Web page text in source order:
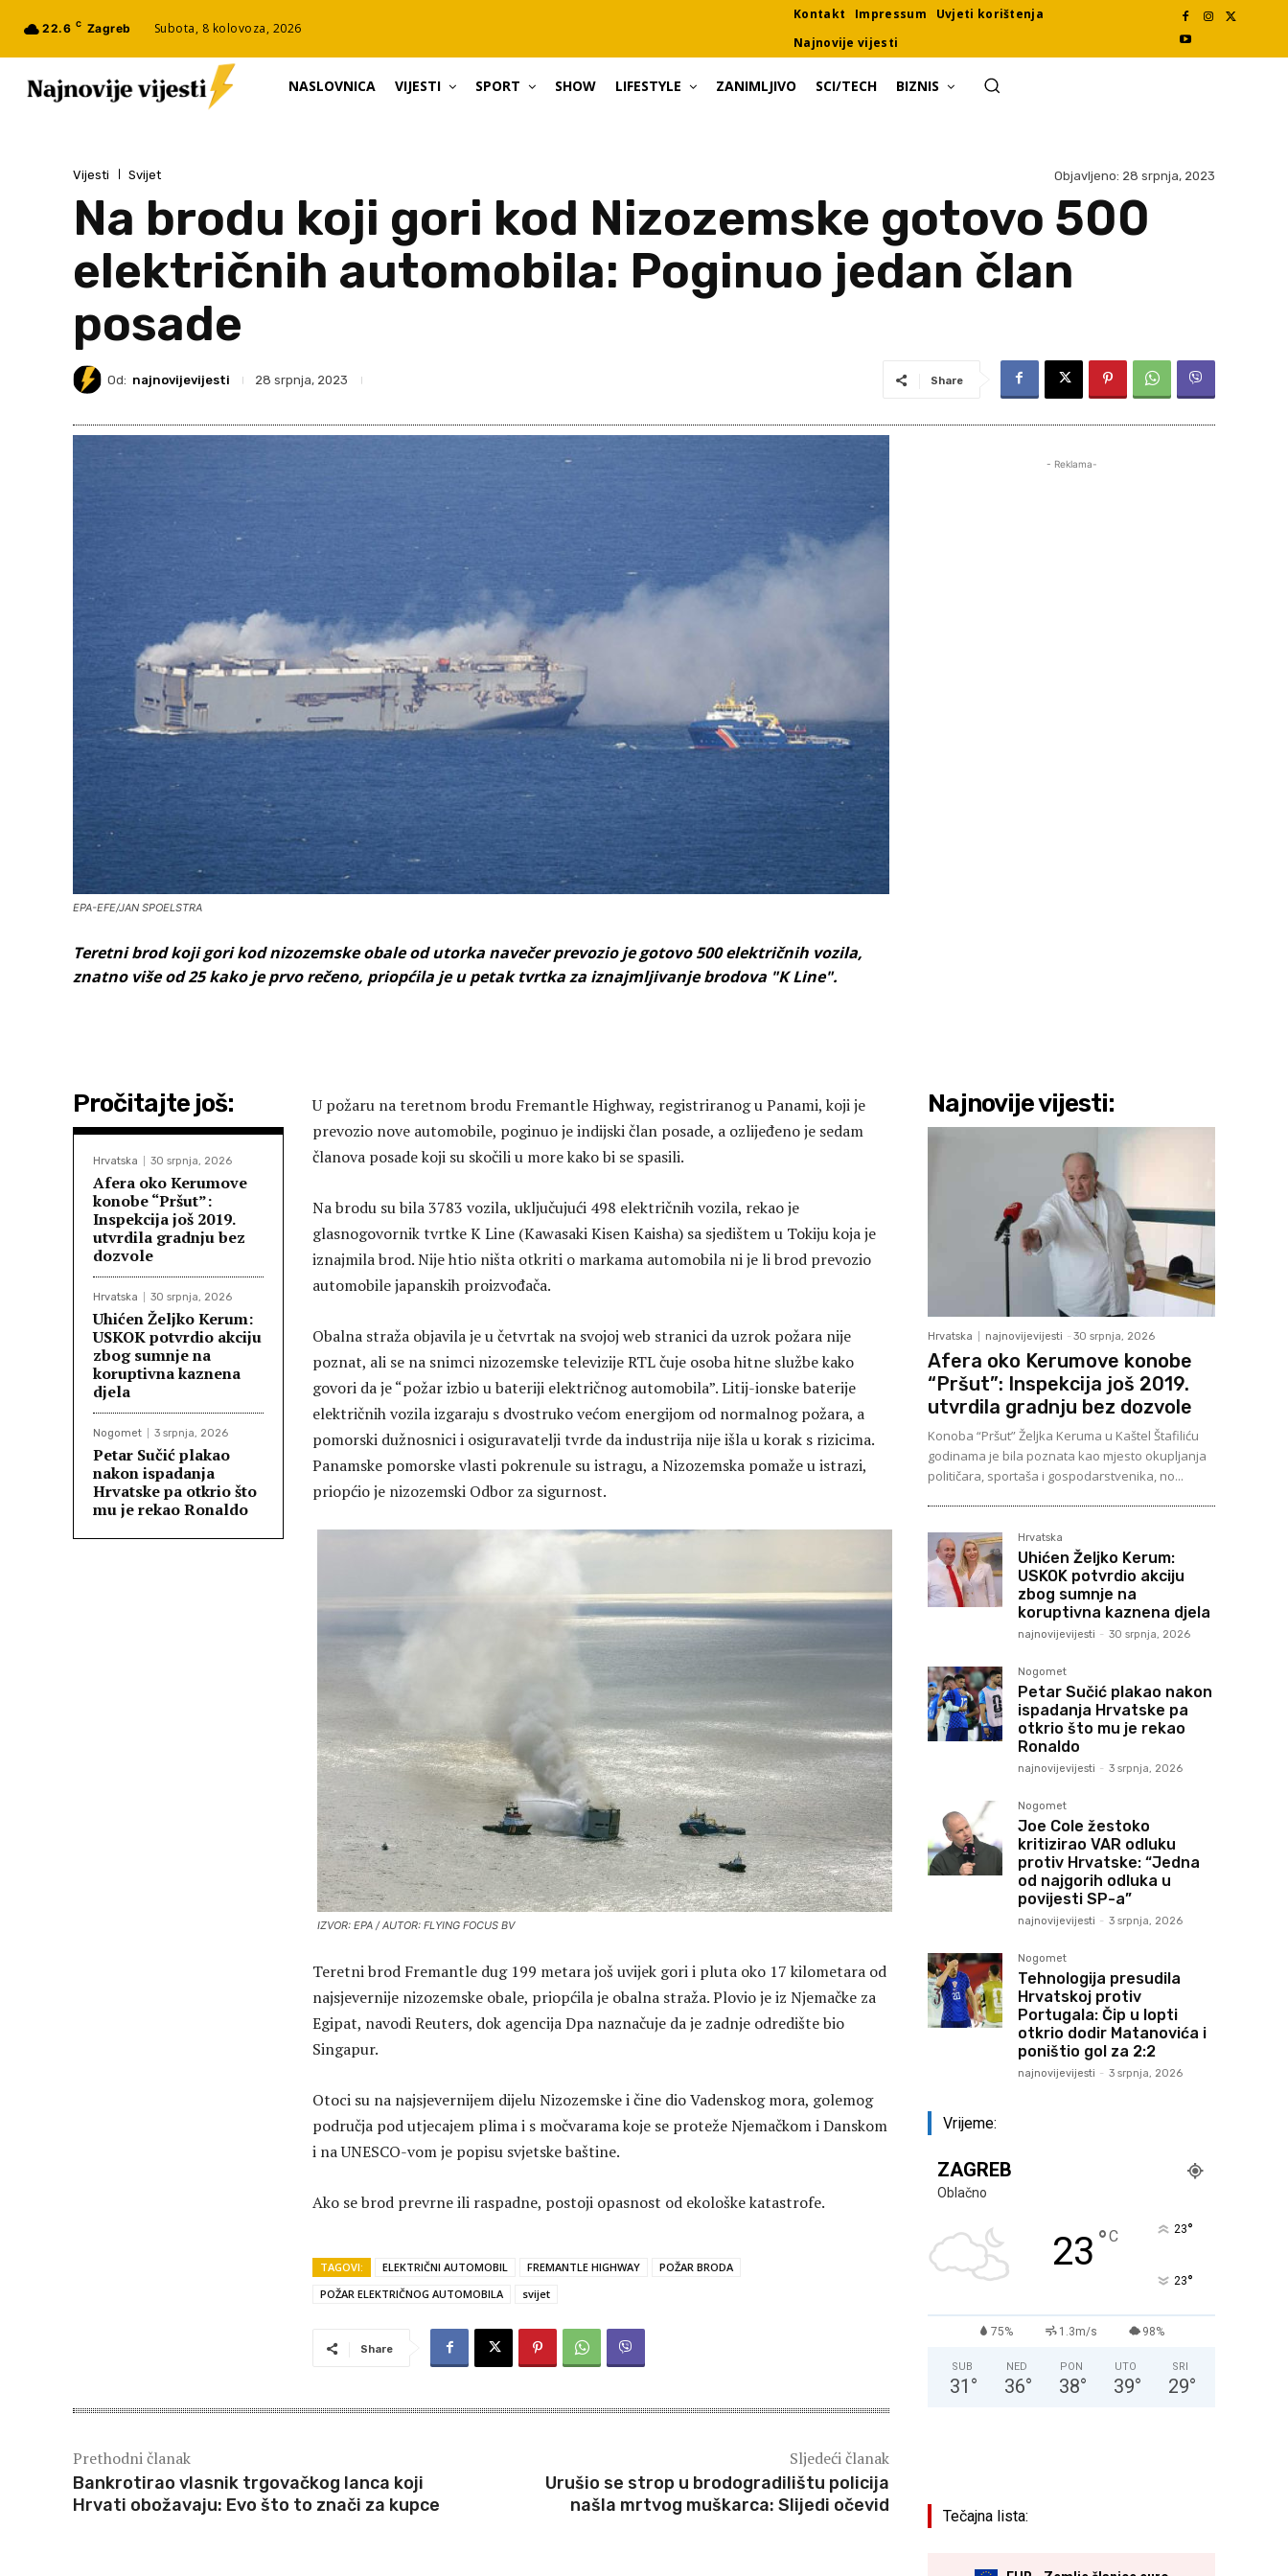
22.6 C Zagreb Subota, 8 kolovoza, 2026
Kontakt Impressum
Uvjeti korištenja
Najnovije vijesti
NASLOVNICA VIJESTI SPORT SHOW LIFESTYLE ZANIMLJIVO SCI/TECH BIZNIS
Vijesti Svijet Objavljeno: 28 srpnja, 2023
Na brodu koji gori kod Nizozemske gotovo 500
električnih automobila: Poginuo jedan član
posade
Od: najnovijevijesti 28 srpnja, 2023 Share
EPA-EFE/JAN SPOELSTRA
Teretni brod koji gori kod nizozemske obale od utorka navečer prevozio je gotovo 500 električnih vozila,
znatno više od 25 kako je prvo rečeno, priopćila je u petak tvrtka za iznajmljivanje brodova "K Line".
Pročitajte još:
Hrvatska 30 srpnja, 2026
Afera oko Kerumove
konobe “Pršut”:
Inspekcija još 2019.
utvrdila gradnju bez
dozvole
Hrvatska 30 srpnja, 2026
Uhićen Željko Kerum:
USKOK potvrdio akciju
zbog sumnje na
koruptivna kaznena
djela
Nogomet 3 srpnja, 2026
Petar Sučić plakao
nakon ispadanja
Hrvatske pa otkrio što
mu je rekao Ronaldo
U požaru na teretnom brodu Fremantle Highway, registriranog u Panami, koji je
prevozio nove automobile, poginuo je indijski član posade, a ozlijeđeno je sedam
članova posade koji su skočili u more kako bi se spasili.
Na brodu su bila 3783 vozila, uključujući 498 električnih vozila, rekao je
glasnogovornik tvrtke K Line (Kawasaki Kisen Kaisha) sa sjedištem u Tokiju koja je
iznajmila brod. Nije htio ništa otkriti o markama automobila ni je li brod prevozio
automobile japanskih proizvođača.
Obalna straža objavila je u četvrtak na svojoj web stranici da uzrok požara nije
poznat, ali se na snimci nizozemske televizije RTL čuje osoba hitne službe kako
govori da je “požar izbio u bateriji električnog automobila”. Litij-ionske baterije
električnih vozila izgaraju s dvostruko većom energijom od normalnog požara, a
pomorski dužnosnici i osiguravatelji tvrde da industrija nije išla u korak s rizicima.
Panamske pomorske vlasti pokrenule su istragu, a Nizozemska pomaže u istrazi,
priopćio je nizozemski Odbor za sigurnost.
IZVOR: EPA / AUTOR: FLYING FOCUS BV
Teretni brod Fremantle dug 199 metara još uvijek gori i pluta oko 17 kilometara od
najsjevernije nizozemske obale, priopćila je obalna straža. Plovio je iz Njemačke za
Egipat, navodi Reuters, dok agencija Dpa naznačuje da je zadnje odredište bio
Singapur.
Otoci su na najsjevernijem dijelu Nizozemske i čine dio Vadenskog mora, golemog
područja pod utjecajem plima i s močvarama koje se proteže Njemačkom i Danskom
i na UNESCO-vom je popisu svjetske baštine.
Ako se brod prevrne ili raspadne, postoji opasnost od ekološke katastrofe.
TAGOVI: ELEKTRIČNI AUTOMOBIL FREMANTLE HIGHWAY
POŽAR BRODA
POŽAR ELEKTRIČNOG AUTOMOBILA
svijet
Share
Prethodni članak
Bankrotirao vlasnik trgovačkog lanca koji
Hrvati obožavaju: Evo što to znači za kupce
Sljedeći članak
Urušio se strop u brodogradilištu policija
našla mrtvog muškarca: Slijedi očevid
- Reklama-
Najnovije vijesti:
Hrvatska najnovijevijesti - 30 srpnja, 2026
Afera oko Kerumove konobe
“Pršut”: Inspekcija još 2019.
utvrdila gradnju bez dozvole
Konoba “Pršut” Željka Keruma u Kaštel Štafiliću
godinama je bila poznata kao mjesto okupljanja
političara, sportaša i gospodarstvenika, no...
Hrvatska
Uhićen Željko Kerum:
USKOK potvrdio akciju
zbog sumnje na
koruptivna kaznena djela
najnovijevijesti - 30 srpnja, 2026
Nogomet
Petar Sučić plakao nakon
ispadanja Hrvatske pa
otkrio što mu je rekao
Ronaldo
najnovijevijesti - 3 srpnja, 2026
Nogomet
Joe Cole žestoko
kritizirao VAR odluku
protiv Hrvatske: “Jedna
od najgorih odluka u
povijesti SP-a”
najnovijevijesti - 3 srpnja, 2026
Nogomet
Tehnologija presudila
Hrvatskoj protiv
Portugala: Čip u lopti
otkrio dodir Matanovića i
poništio gol za 2:2
najnovijevijesti - 3 srpnja, 2026
Vrijeme:
ZAGREB
Oblačno
23 °C 23°
23°
75% 1.3m/s 98%
SUB
31 °
NED
36°
PON
38°
UTO
39°
SRI
29°
Tečajna lista: